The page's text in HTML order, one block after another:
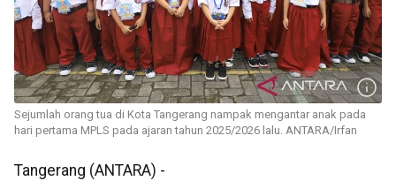
Sejumlah orang tua di Kota Tangerang nampak mengantar anak pada
hari pertama MPLS pada ajaran tahun 2025/2026 lalu. ANTARA/Irfan
Tangerang (ANTARA) -